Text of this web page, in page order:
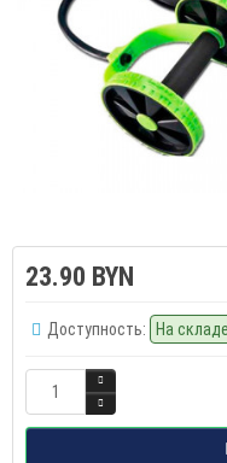
23.90 BYN
Доступность: На складе